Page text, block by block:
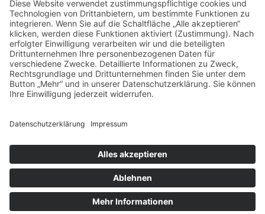
ALLGEMEIN
FRISEURE
FRISEURE
FRISEURE
© Copyright Mein-Friseur.net 2026